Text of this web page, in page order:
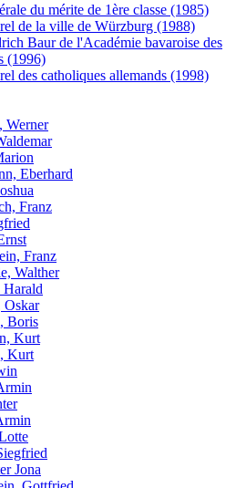
du mérite de 1ère classe (1985)
de la ville de Würzburg (1988)
Baur de l'Académie bavaroise des
(1996)
des catholiques allemands (1998)
Werner
Eberhard
Franz
Franz
Walther
Harald
Oskar
Boris
Kurt
Kurt
Jona